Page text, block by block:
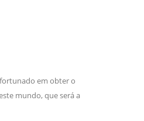
das
em obter o
mundo, que será a